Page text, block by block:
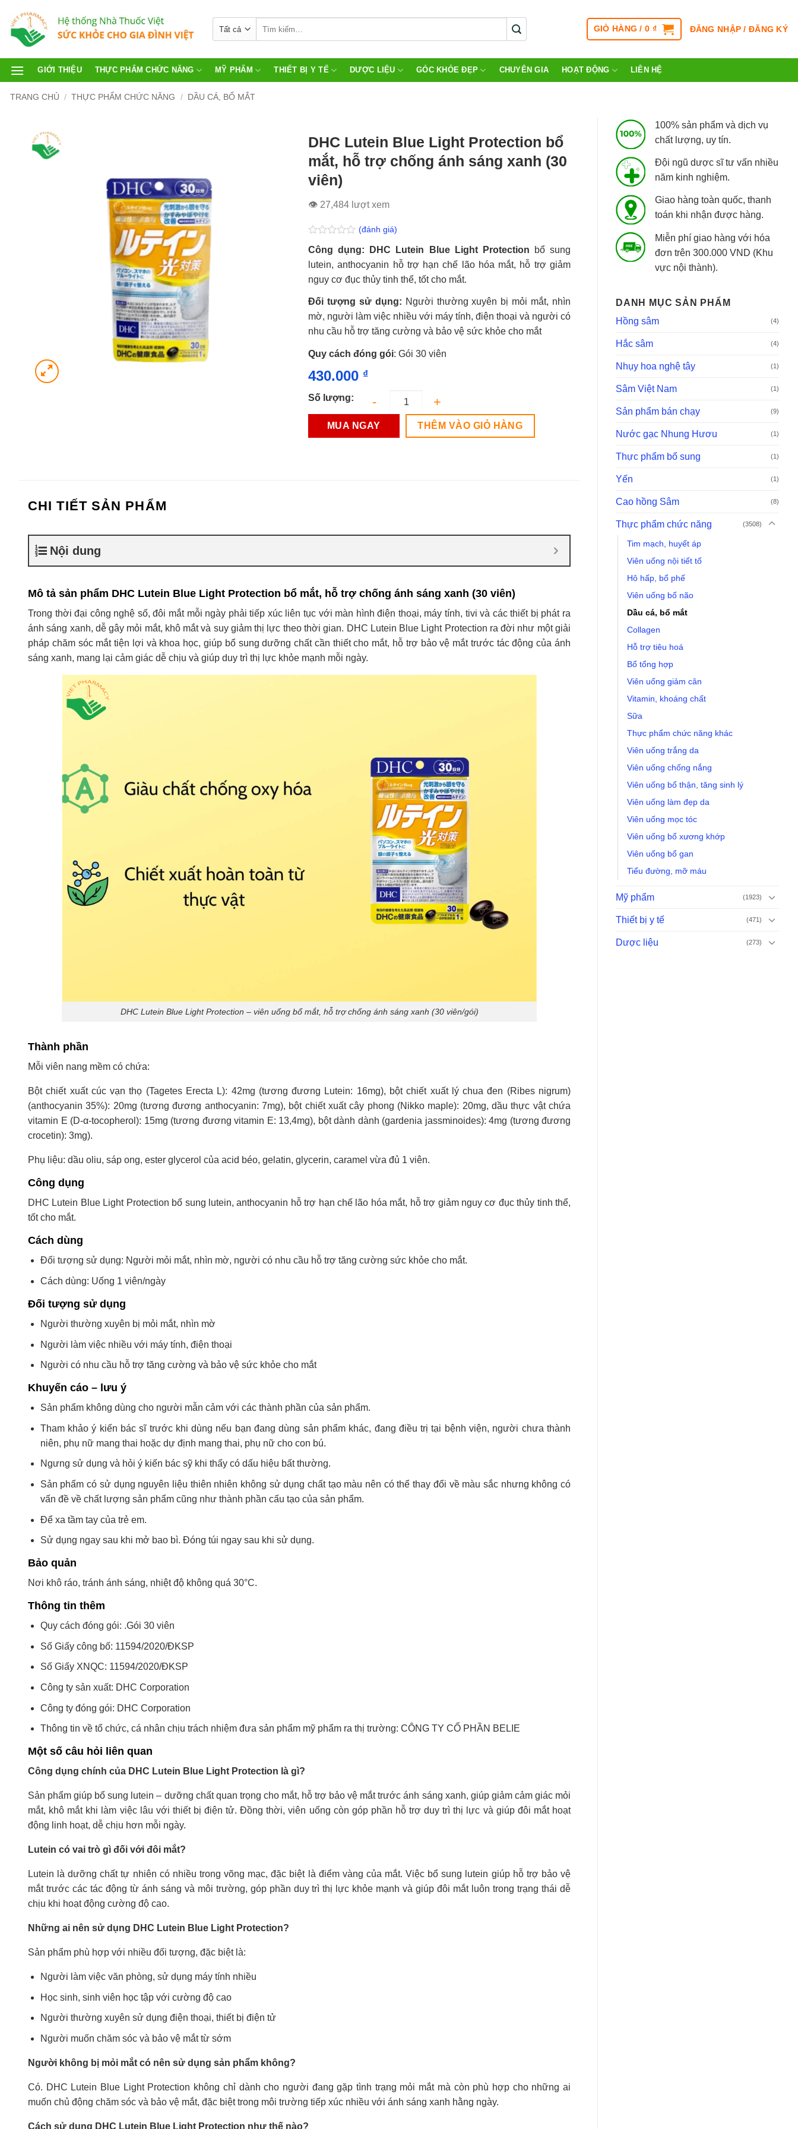
GIỎ HÀNG /0 ₫ ĐĂNG NHẬP / ĐĂNG KÝ
GIỚI THIỆU THỰC PHẨM CHỨC NĂNG MỸ PHẨM THIẾT BỊ Y TẾ DƯỢC LIỆU GÓC KHỎE ĐẸP CHUYÊN GIA HOẠT ĐỘNG LIÊN HỆ
TRANG CHỦ / THỰC PHẨM CHỨC NĂNG / DẦU CÁ, BỔ MẮT
100% sản phẩm và dịch vụ
chất lượng, uy tín.
Đội ngũ dược sĩ tư vấn nhiều
năm kinh nghiệm.
Giao hàng toàn quốc, thanh
toán khi nhận được hàng.
Miễn phí giao hàng với hóa
đơn trên 300.000 VND (Khu
vực nội thành).
DANH MỤC SẢN PHẨM
Hồng sâm
(4)
Hắc sâm (4)
Nhụy hoa nghệ tây (1)
Sâm Việt Nam (1)
Sản phẩm bán chạy (9)
Nước gạc Nhung Hươu (1)
Thực phẩm bổ sung (1)
Yến (1)
Cao hồng Sâm (8)
Thực phẩm chức năng (3508)
Tim mạch, huyết áp
Viên uống nội tiết tố
Hô hấp, bổ phế
Viên uống bổ não
Dầu cá, bổ mắt
Collagen
Hỗ trợ tiêu hoá
Bổ tổng hợp
Viên uống giảm cân
Vitamin, khoáng chất
Sữa
Thực phẩm chức năng khác
Viên uống trắng da
Viên uống chống nắng
Viên uống bổ thận, tăng sinh lý
Viên uống làm đẹp da
Viên uống mọc tóc
Viên uống bổ xương khớp
Viên uống bổ gan
Tiểu đường, mỡ máu
Mỹ phẩm (1923)
Thiết bị y tế (471)
Dược liệu (273)
DHC Lutein Blue Light Protection bổ
mắt, hỗ trợ chống ánh sáng xanh (30
viên)
👁 27,484 lượt xem
Được
xếp
hạng
5
(đánh giá)
Công dụng: DHC Lutein Blue Light Protection bổ sung
lutein, anthocyanin hỗ trợ hạn chế lão hóa mắt, hỗ trợ giảm
nguy cơ đục thủy tinh thể, tốt cho mắt.
Đối tượng sử dụng: Người thường xuyên bị mỏi mắt, nhìn
mờ, người làm việc nhiều với máy tính, điện thoại và người có
nhu cầu hỗ trợ tăng cường và bảo vệ sức khỏe cho mắt
Quy cách đóng gói: Gói 30 viên
430.000 ₫
Số lượng:
MUA NGAY THÊM VÀO GIỎ HÀNG
CHI TIẾT SẢN PHẨM
Nội dung
Mô tả sản phẩm DHC Lutein Blue Light Protection bổ mắt, hỗ trợ chống ánh sáng xanh (30 viên)
Trong thời đại công nghệ số, đôi mắt mỗi ngày phải tiếp xúc liên tục với màn hình điện thoại, máy tính, tivi và các thiết bị phát ra
ánh sáng xanh, dễ gây mỏi mắt, khô mắt và suy giảm thị lực theo thời gian. DHC Lutein Blue Light Protection ra đời như một giải
pháp chăm sóc mắt tiện lợi và khoa học, giúp bổ sung dưỡng chất cần thiết cho mắt, hỗ trợ bảo vệ mắt trước tác động của ánh
sáng xanh, mang lại cảm giác dễ chịu và giúp duy trì thị lực khỏe mạnh mỗi ngày.
DHC Lutein Blue Light Protection – viên uống bổ mắt, hỗ trợ chống ánh sáng xanh (30 viên/gói)
Thành phần
Mỗi viên nang mềm có chứa:
Bột chiết xuất cúc vạn thọ (Tagetes Erecta L): 42mg (tương đương Lutein: 16mg), bột chiết xuất lý chua đen (Ribes nigrum)
(anthocyanin 35%): 20mg (tương đương anthocyanin: 7mg), bột chiết xuất cây phong (Nikko maple): 20mg, dầu thực vật chứa
vitamin E (D-α-tocopherol): 15mg (tương đương vitamin E: 13,4mg), bột dành dành (gardenia jassminoides): 4mg (tương đương
crocetin): 3mg).
Phụ liệu: dầu oliu, sáp ong, ester glycerol của acid béo, gelatin, glycerin, caramel vừa đủ 1 viên.
Công dụng
DHC Lutein Blue Light Protection bổ sung lutein, anthocyanin hỗ trợ hạn chế lão hóa mắt, hỗ trợ giảm nguy cơ đục thủy tinh thể,
tốt cho mắt.
Cách dùng
Đối tượng sử dụng: Người mỏi mắt, nhìn mờ, người có nhu cầu hỗ trợ tăng cường sức khỏe cho mắt.
Cách dùng: Uống 1 viên/ngày
Đối tượng sử dụng
Người thường xuyên bị mỏi mắt, nhìn mờ
Người làm việc nhiều với máy tính, điện thoại
Người có nhu cầu hỗ trợ tăng cường và bảo vệ sức khỏe cho mắt
Khuyến cáo – lưu ý
Sản phẩm không dùng cho người mẫn cảm với các thành phần của sản phẩm.
Tham khảo ý kiến bác sĩ trước khi dùng nếu bạn đang dùng sản phẩm khác, đang điều trị tại bệnh viện, người chưa thành
niên, phụ nữ mang thai hoặc dự định mang thai, phụ nữ cho con bú.
Ngưng sử dụng và hỏi ý kiến bác sỹ khi thấy có dấu hiệu bất thường.
Sản phẩm có sử dụng nguyên liệu thiên nhiên không sử dụng chất tạo màu nên có thể thay đổi về màu sắc nhưng không có
vấn đề về chất lượng sản phẩm cũng như thành phần cấu tạo của sản phẩm.
Để xa tầm tay của trẻ em.
Sử dụng ngay sau khi mở bao bì. Đóng túi ngay sau khi sử dụng.
Bảo quản
Nơi khô ráo, tránh ánh sáng, nhiệt độ không quá 30°C.
Thông tin thêm
Quy cách đóng gói: .Gói 30 viên
Số Giấy công bố: 11594/2020/ĐKSP
Số Giấy XNQC: 11594/2020/ĐKSP
Công ty sản xuất: DHC Corporation
Công ty đóng gói: DHC Corporation
Thông tin về tổ chức, cá nhân chịu trách nhiệm đưa sản phẩm mỹ phẩm ra thị trường: CÔNG TY CỔ PHẦN BELIE
Một số câu hỏi liên quan
Công dụng chính của DHC Lutein Blue Light Protection là gì?
Sản phẩm giúp bổ sung lutein – dưỡng chất quan trọng cho mắt, hỗ trợ bảo vệ mắt trước ánh sáng xanh, giúp giảm cảm giác mỏi
mắt, khô mắt khi làm việc lâu với thiết bị điện tử. Đồng thời, viên uống còn góp phần hỗ trợ duy trì thị lực và giúp đôi mắt hoạt
động linh hoạt, dễ chịu hơn mỗi ngày.
Lutein có vai trò gì đối với đôi mắt?
Lutein là dưỡng chất tự nhiên có nhiều trong võng mạc, đặc biệt là điểm vàng của mắt. Việc bổ sung lutein giúp hỗ trợ bảo vệ
mắt trước các tác động từ ánh sáng và môi trường, góp phần duy trì thị lực khỏe mạnh và giúp đôi mắt luôn trong trạng thái dễ
chịu khi hoạt động cường độ cao.
Những ai nên sử dụng DHC Lutein Blue Light Protection?
Sản phẩm phù hợp với nhiều đối tượng, đặc biệt là:
Người làm việc văn phòng, sử dụng máy tính nhiều
Học sinh, sinh viên học tập với cường độ cao
Người thường xuyên sử dụng điện thoại, thiết bị điện tử
Người muốn chăm sóc và bảo vệ mắt từ sớm
Người không bị mỏi mắt có nên sử dụng sản phẩm không?
Có. DHC Lutein Blue Light Protection không chỉ dành cho người đang gặp tình trạng mỏi mắt mà còn phù hợp cho những ai
muốn chủ động chăm sóc và bảo vệ mắt, đặc biệt trong môi trường tiếp xúc nhiều với ánh sáng xanh hằng ngày.
Cách sử dụng DHC Lutein Blue Light Protection như thế nào?